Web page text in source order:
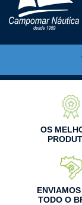
OS
TODO O